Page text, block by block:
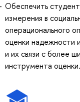
Обеспечить
измерения в
операционального
оценки надежности
и их связи с более
инструмента оценки.